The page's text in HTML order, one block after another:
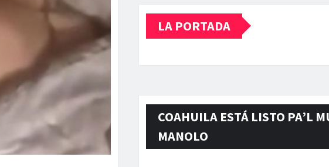
LA PORTADA
COAHUILA ESTÁ LISTO PA’L
MANOLO